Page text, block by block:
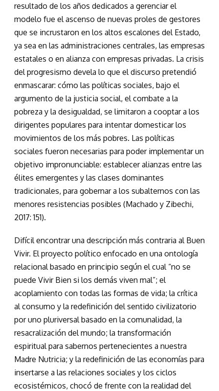
resultado de los años dedicados a gerenciar el
modelo fue el ascenso de nuevas proles de gestores
que se incrustaron en los altos escalones del Estado,
ya sea en las administraciones centrales, las empresas
estatales o en alianza con empresas privadas. La crisis
del progresismo devela lo que el discurso pretendió
enmascarar: cómo las políticas sociales, bajo el
argumento de la justicia social, el combate a la
pobreza y la desigualdad, se limitaron a cooptar a los
dirigentes populares para intentar domesticar los
movimientos de los más pobres. Las políticas
sociales fueron necesarias para poder implementar un
objetivo impronunciable: establecer alianzas entre las
élites emergentes y las clases dominantes
tradicionales, para gobernar a los subalternos con las
menores resistencias posibles (Machado y Zibechi,
2017: 151).
Difícil encontrar una descripción más contraria al Buen
Vivir. El proyecto político enfocado en una ontología
relacional basado en principio según el cual “no se
puede Vivir Bien si los demás viven mal”; el
acoplamiento con todas las formas de vida; la crítica
al consumo y la redefinición del sentido civilizatorio
por uno pluriversal basado en la comunalidad, la
resacralización del mundo; la transformación
espiritual para sabernos pertenecientes a nuestra
Madre Nutricia; y la redefinición de las economías para
insertarse a las relaciones sociales y los ciclos
ecosistémicos, chocó de frente con la realidad del